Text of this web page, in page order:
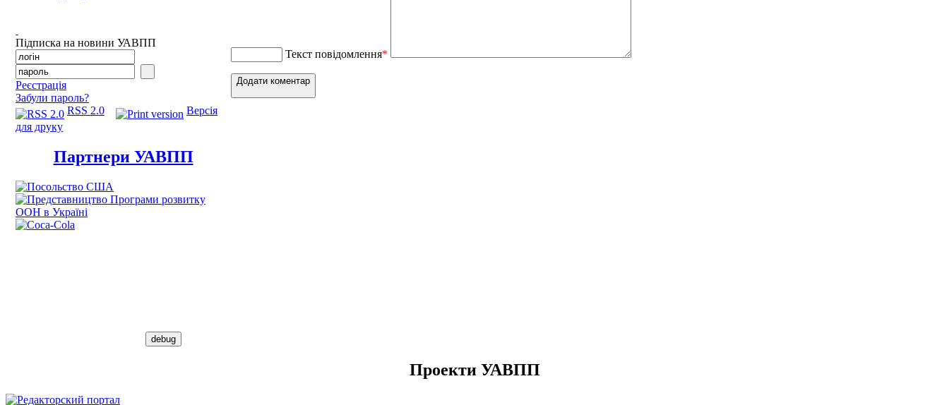
Підписка на новини УАВПП
Реєстрація
Забули пароль?
RSS 2.0
Версія
для друку
Партнери УАВПП
Текст повідомлення*
Додати коментар
Проекти УАВПП